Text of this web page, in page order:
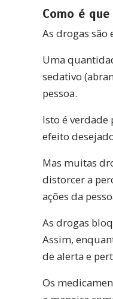
Como é
As drogas são
Uma
sedativo
pessoa.
Isto é verdade
efeito
Mas muitas
distorcer a
ações da
As drogas
Assim,
de alerta e
Os